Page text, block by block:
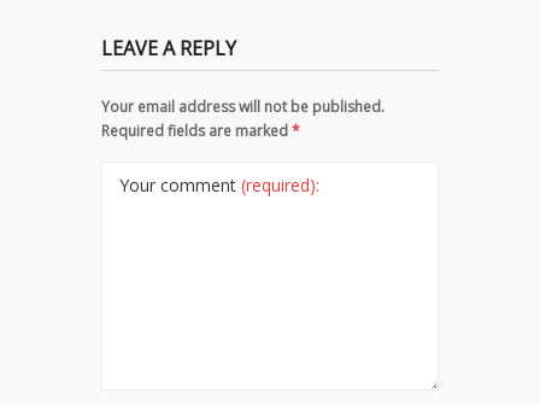
LEAVE A REPLY
Your email address will not be published.
Required fields are marked*
Your comment (required):